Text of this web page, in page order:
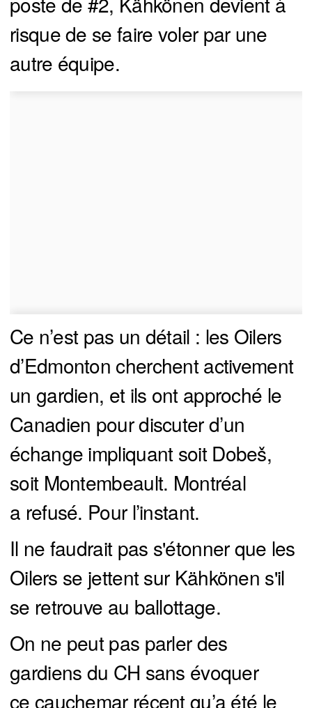
risque de se faire voler par une
autre équipe.
Ce n’est pas un détail : les Oilers
d’Edmonton cherchent activement
un gardien, et ils ont approché le
Canadien pour discuter d’un
échange impliquant soit Dobeš,
soit Montembeault. Montréal
a refusé. Pour l’instant.
Il ne faudrait pas s'étonner que les
Oilers se jettent sur Kähkönen s'il
se retrouve au ballottage.
On ne peut pas parler des
gardiens du CH sans évoquer
ce cauchemar récent qu’a été le